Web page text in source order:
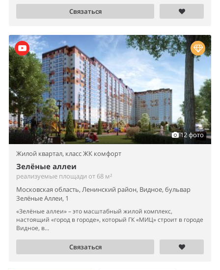
Связаться
12 фото
Жилой квартал, класс ЖК комфорт
Зелёные аллеи
реализуемые площади от 68 м²
Московская область, Ленинский район, Видное, бульвар
Зелёные Аллеи, 1
«Зелёные аллеи» – это масштабный жилой комплекс,
настоящий «город в городе», который ГК «МИЦ» строит в городе
Видное, в...
Связаться